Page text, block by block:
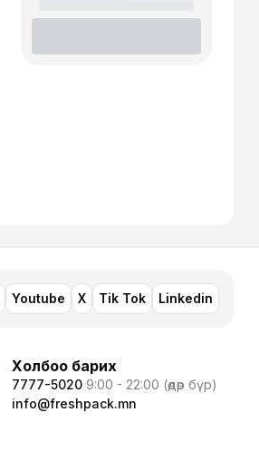
Youtube X Tik Tok Linkedin
Холбоо барих
7777-5020 9:00 - 22:00 (өдөр бүр)
info@freshpack.mn